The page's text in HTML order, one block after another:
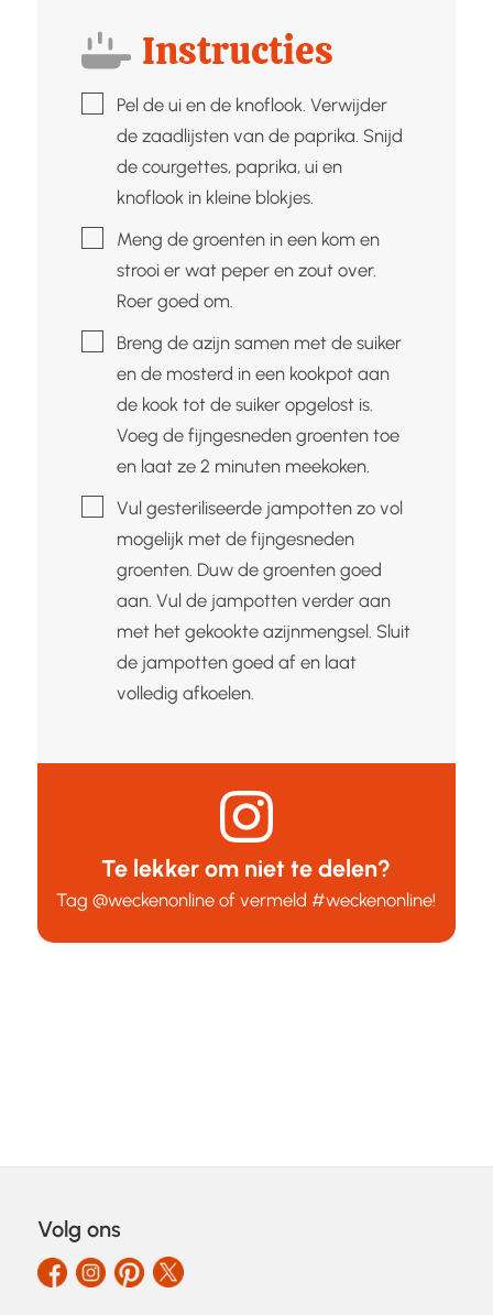
Instructies
▢Pel de ui en de knoflook. Verwijder
de zaadlijsten van de paprika. Snijd
de courgettes, paprika, ui en
knoflook in kleine blokjes.
▢Meng de groenten in een kom en
strooi er wat peper en zout over.
Roer goed om.
▢Breng de azijn samen met de suiker
en de mosterd in een kookpot aan
de kook tot de suiker opgelost is.
Voeg de fijngesneden groenten toe
en laat ze 2 minuten meekoken.
▢Vul gesteriliseerde jampotten zo vol
mogelijk met de fijngesneden
groenten. Duw de groenten goed
aan. Vul de jampotten verder aan
met het gekookte azijnmengsel. Sluit
de jampotten goed af en laat
volledig afkoelen.
Te lekker om niet te delen?
Tag@weckenonline of vermeld#weckenonline!
Volg ons